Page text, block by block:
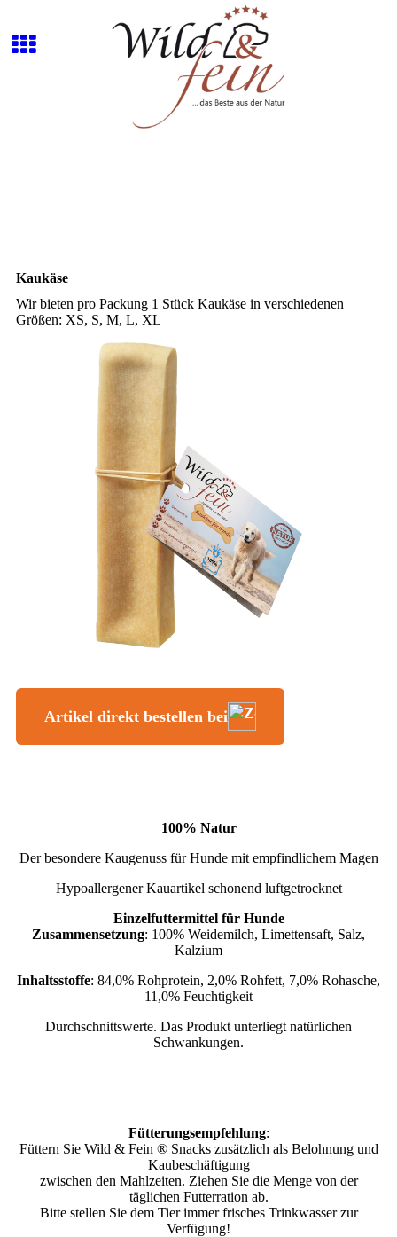
Kaukäse
Wir bieten pro Packung 1 Stück Kaukäse in verschiedenen
Größen: XS, S, M, L, XL
100% Natur
Der besondere Kaugenuss für Hunde mit empfindlichem Magen
Hypoallergener Kauartikel schonend luftgetrocknet
Einzelfuttermittel für Hunde
Zusammensetzung: 100% Weidemilch, Limettensaft, Salz,
Kalzium
Inhaltsstoffe: 84,0% Rohprotein, 2,0% Rohfett, 7,0% Rohasche,
11,0% Feuchtigkeit
Durchschnittswerte. Das Produkt unterliegt natürlichen
Schwankungen.
Fütterungsempfehlung:
Füttern Sie Wild & Fein ® Snacks zusätzlich als Belohnung und
Kaubeschäftigung
zwischen den Mahlzeiten. Ziehen Sie die Menge von der
täglichen Futterration ab.
Bitte stellen Sie dem Tier immer frisches Trinkwasser zur
Verfügung!